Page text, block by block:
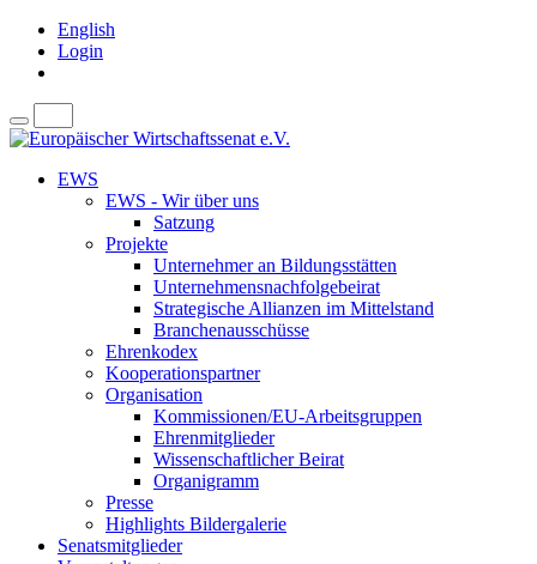
English
Login
EWS
EWS - Wir über uns
Satzung
Projekte
Unternehmer an Bildungsstätten
Unternehmensnachfolgebeirat
Strategische Allianzen im Mittelstand
Branchenausschüsse
Ehrenkodex
Kooperationspartner
Organisation
Kommissionen/EU-Arbeitsgruppen
Ehrenmitglieder
Wissenschaftlicher Beirat
Organigramm
Presse
Highlights Bildergalerie
Senatsmitglieder